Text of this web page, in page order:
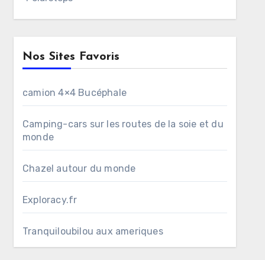
Nos Sites Favoris
camion 4×4 Bucéphale
Camping-cars sur les routes de la soie et du
monde
Chazel autour du monde
Exploracy.fr
Tranquiloubilou aux ameriques